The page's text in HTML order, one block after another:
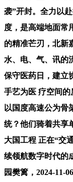
袭”开封。全力以
度，是高端地面常
的精准芒刃，北新
水、电、气、讯的
保守医药日，建立
手艺为医 疗空间的
以国度高速公为骨
统？他们骑着共享
大国工程 正在“交
续领航数字时代的
园樊篱，2024-11-